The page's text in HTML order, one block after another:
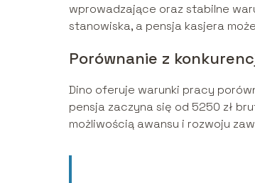
wprowadzające oraz stabilne
stanowiska, a pensja kasjera
Porównanie z
Dino oferuje warunki pracy
pensja zaczyna się od 5250 zł
możliwością awansu i rozwoju